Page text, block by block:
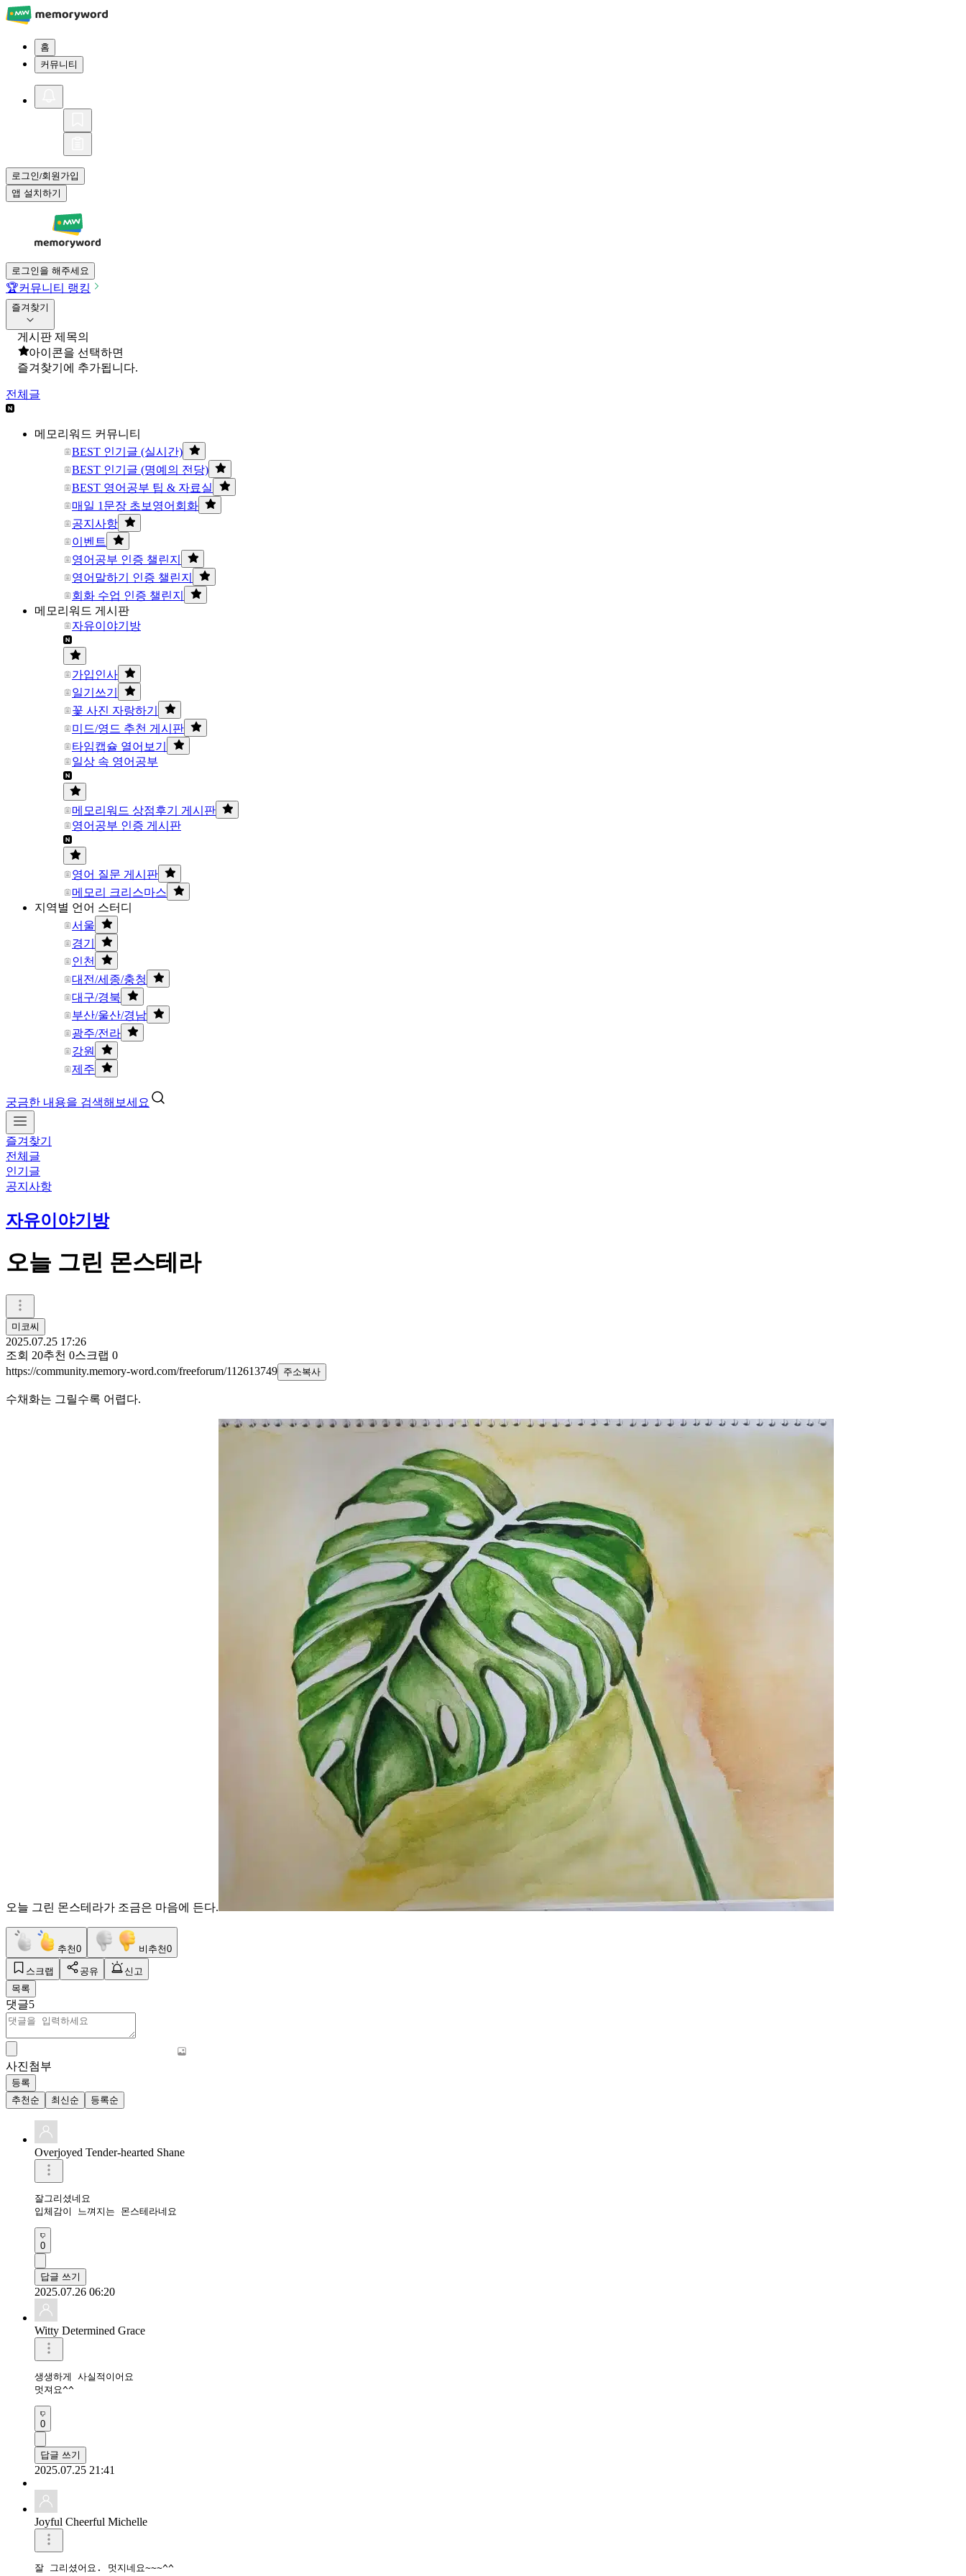
홈
커뮤니티
로그인/회원가입
앱 설치하기
로그인을 해주세요
🏆커뮤니티 랭킹
즐겨찾기
게시판 제목의
아이콘을 선택하면
즐겨찾기에 추가됩니다.
전체글
메모리워드 커뮤니티
BEST 인기글 (실시간)
BEST 인기글 (명예의 전당)
BEST 영어공부 팁 & 자료실
매일 1문장 초보영어회화
공지사항
이벤트
영어공부 인증 챌린지
영어말하기 인증 챌린지
회화 수업 인증 챌린지
메모리워드 게시판
자유이야기방
가입인사
일기쓰기
꽃 사진 자랑하기
미드/영드 추천 게시판
타임캡슐 열어보기
일상 속 영어공부
메모리워드 상점후기 게시판
영어공부 인증 게시판
영어 질문 게시판
메모리 크리스마스
지역별 언어 스터디
서울
경기
인천
대전/세종/충청
대구/경북
부산/울산/경남
광주/전라
강원
제주
궁금한 내용을 검색해보세요
즐겨찾기
전체글
인기글
공지사항
자유이야기방
오늘 그린 몬스테라
미코씨
2025.07.25 17:26
조회 20추천 0스크랩 0
https://community.memory-word.com/freeforum/112613749 주소복사
수채화는 그릴수록 어렵다.
오늘 그린 몬스테라가 조금은 마음에 든다.
추천0 비추천0
스크랩 공유
신고
목록
댓글5
사진첨부
등록
추천순
최신순 등록순
Overjoyed Tender-hearted Shane
잘그리셨네요
입체감이 느껴지는 몬스테라네요
0
답글 쓰기
2025.07.26 06:20
Witty Determined Grace
생생하게 사실적이어요
멋져요^^
0
답글 쓰기
2025.07.25 21:41
Joyful Cheerful Michelle
잘 그리셨어요. 멋지네요~~~^^